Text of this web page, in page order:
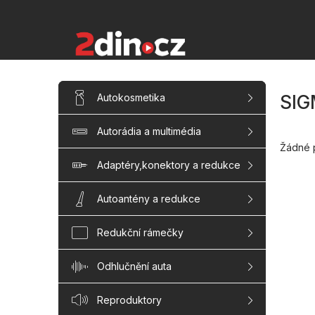
P
s
r
n
í
l
Přeskočit
kategorieAutokosmetika
Autorádia a multimédia
Adaptéry,konektory a redukce
Autoantény a redukce
Redukční rámečky
Odhlučnění auta
Reproduktory
Žádné